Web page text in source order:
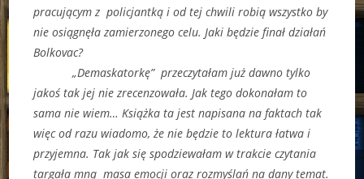
pracującym z policjantką i od tej chwili robią wszystko by
nie osiągnęła zamierzonego celu. Jaki będzie finał działań
Bolkovac?
„Demaskatorkę” przeczytałam już dawno tylko
jakoś tak jej nie zrecenzowała. Jak tego dokonałam to
sama nie wiem… Książka ta jest napisana na faktach tak
więc od razu wiadomo, że nie będzie to lektura łatwa i
przyjemna. Tak jak się spodziewałam w trakcie czytania
targała mną masa emocji oraz rozmyślań na dany temat.